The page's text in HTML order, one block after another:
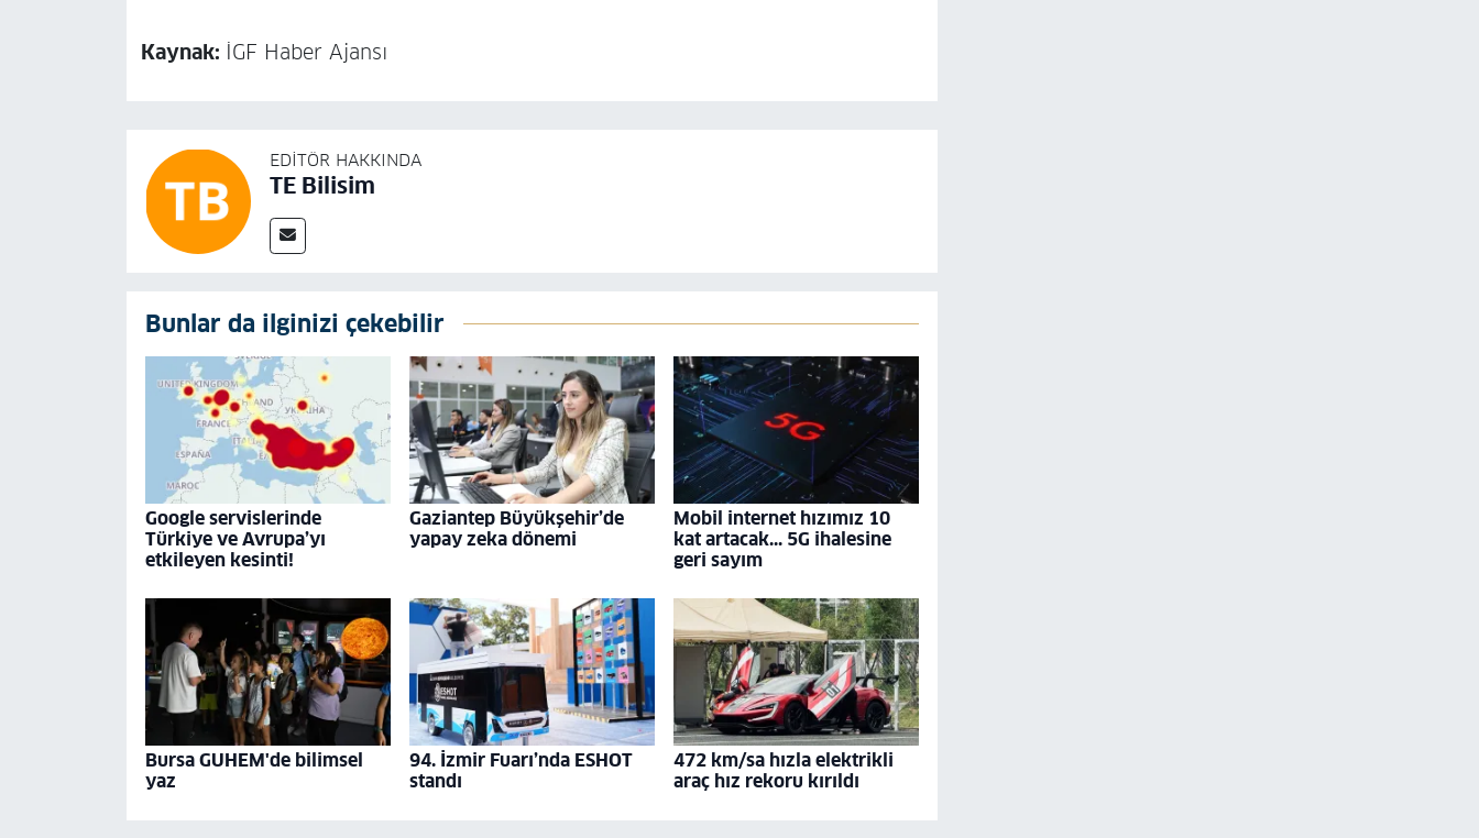
Kaynak: İGF Haber Ajansı
EDITÖR HAKKINDA
TE Bilisim
Bunlar da ilginizi çekebilir
Google servislerinde
Türkiye ve Avrupa’yı
etkileyen kesinti!
Gaziantep Büyükşehir’de
yapay zeka dönemi
Mobil internet hızımız 10
kat artacak... 5G ihalesine
geri sayım
Bursa GUHEM'de bilimsel
yaz
94. İzmir Fuarı’nda ESHOT
standı
472 km/sa hızla elektrikli
araç hız rekoru kırıldı